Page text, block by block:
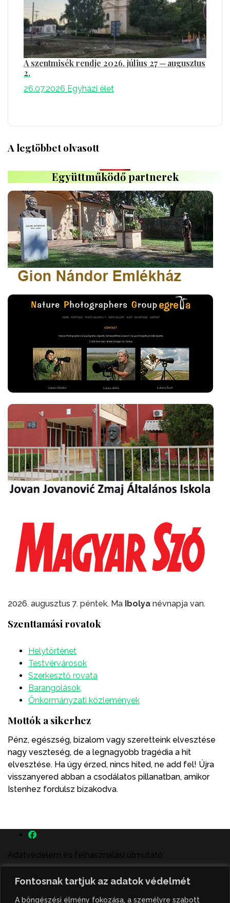
Fontosnak tartjuk az adatok védelmét
A böngészési élmény fokozása, a személyre szabott
A szentmisék rendje 2026. július 27 ─ augusztus
2.
26.07.2026 Egyházi élet
A legtöbbet olvasott
Együttműködő partnerek
2026. augusztus 7. péntek. Ma Ibolya névnapja van.
Szenttamási rovatok
Helytörténet
Testvérvárosok
Szerkesztő rovata
Barangolások
Önkormányzati közlemények
Mottók a sikerhez
Pénz, egészség, bizalom vagy szeretteink elvesztése
nagy veszteség, de a legnagyobb tragédia a hit
elvesztése. Ha úgy érzed, nincs hited, ne add fel! Újra
visszanyered abban a csodálatos pillanatban, amikor
Istenhez fordulsz bizakodva.
Adatvédelem és felhasználási útmutató:
A szenttamás.rs magyar nyelvű internetes hírportálon
megjelenő szerzői írások, a híranyag és minden egyéb
tartalom a portált működtető Gion Nándor Kulturális